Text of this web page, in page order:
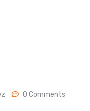
0 Comments